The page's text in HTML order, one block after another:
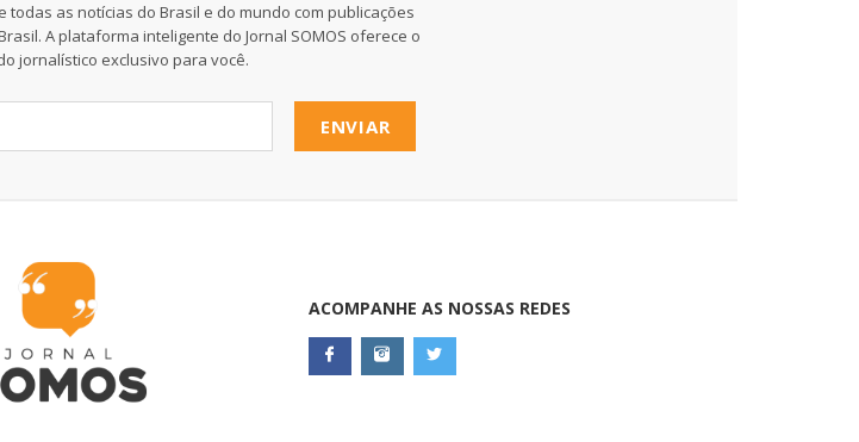
as notícias do Brasil e do mundo com publicações
A plataforma inteligente do Jornal SOMOS oferece o
jornalístico exclusivo para você.
ENVIAR
ACOMPANHE AS NOSSAS REDES